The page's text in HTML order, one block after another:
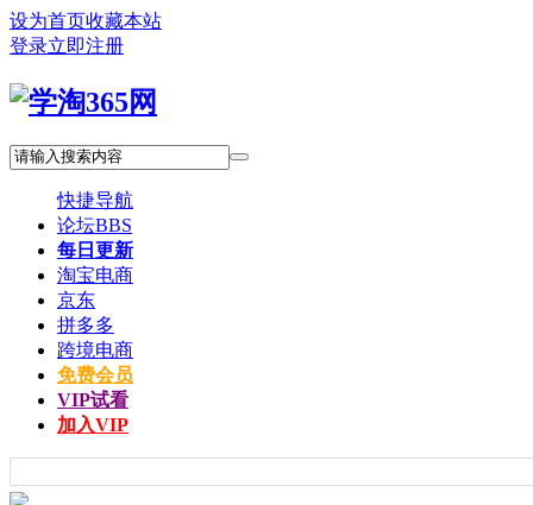
设为首页收藏本站
登录立即注册
快捷导航
论坛BBS
每日更新
淘宝电商
京东
拼多多
跨境电商
免费会员
VIP试看
加入VIP